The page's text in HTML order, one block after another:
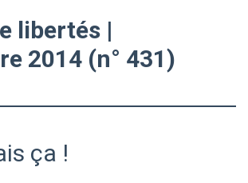
libertés |
2014 (n° 431)
ça !